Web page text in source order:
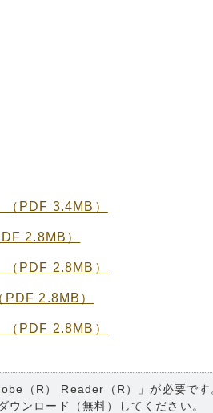
PDF 3.4MB）
2.8MB）
PDF 2.8MB）
2.8MB）
PDF 2.8MB）
（R） Reader（R）」が必要です
ウンロード（無料）してください。